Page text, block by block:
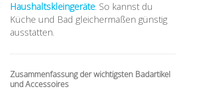
Haushaltskleingeräte. So kannst du
Küche und Bad gleichermaßen günstig
ausstatten.
Zusammenfassung der wichtigsten Badartikel
und Accessoires